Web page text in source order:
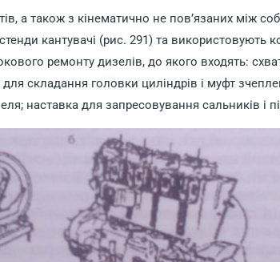
а також з кінематично не пов’язаних між
кантувачі (рис. 291) та використовують
ремонту дизелів, до якого входять:
складання головки циліндрів і муфт
наставка для запресовування сальників і